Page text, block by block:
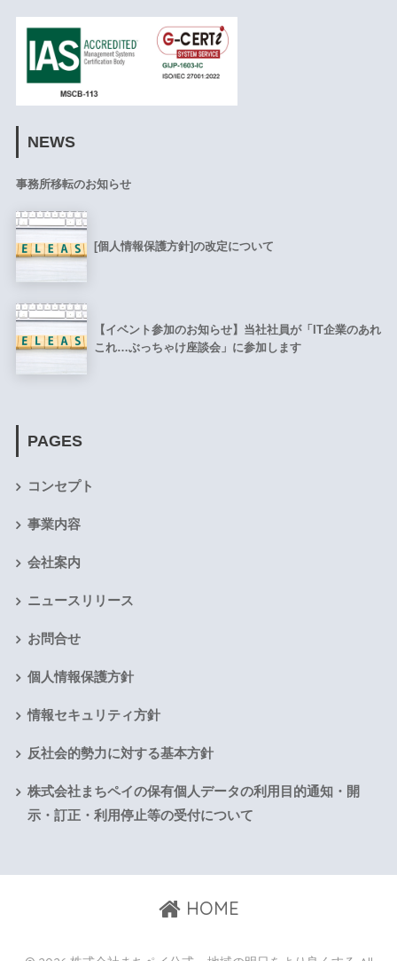
NEWS
事務所移転のお知らせ
[個人情報保護方針]の改定について
【イベント参加のお知らせ】当社社員が「IT企業のあれ
これ…ぶっちゃけ座談会」に参加します
PAGES
コンセプト
事業内容
会社案内
ニュースリリース
お問合せ
個人情報保護方針
情報セキュリティ方針
反社会的勢力に対する基本方針
株式会社まちペイの保有個人データの利用目的通知・開
示・訂正・利用停止等の受付について
HOME